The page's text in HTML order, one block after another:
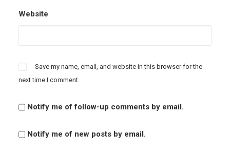
Website
Save my name, email, and website in this browser for the
next time I comment.
Notify me of follow-up comments by email.
Notify me of new posts by email.